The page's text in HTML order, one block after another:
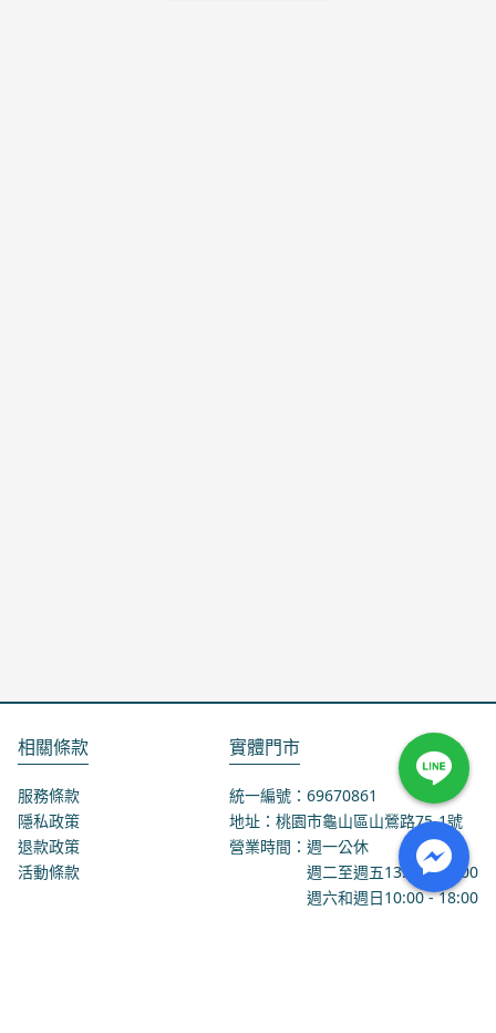
相關條款
服務條款
隱私政策
退款政策
活動條款
實體門市
統一編號：69670861
地址：桃園市龜山區山鶯路75-1號
營業時間：週一公休
週二至週五13:00 - 18:00
週六和週日10:00 - 18:00